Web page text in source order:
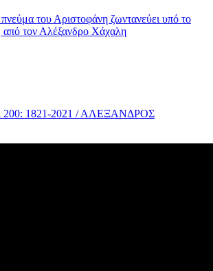
του Αριστοφάνη ζωντανεύει υπό το
τον Αλέξανδρο Χάχαλη
1821-2021 / ΑΛΕΞΑΝΔΡΟΣ